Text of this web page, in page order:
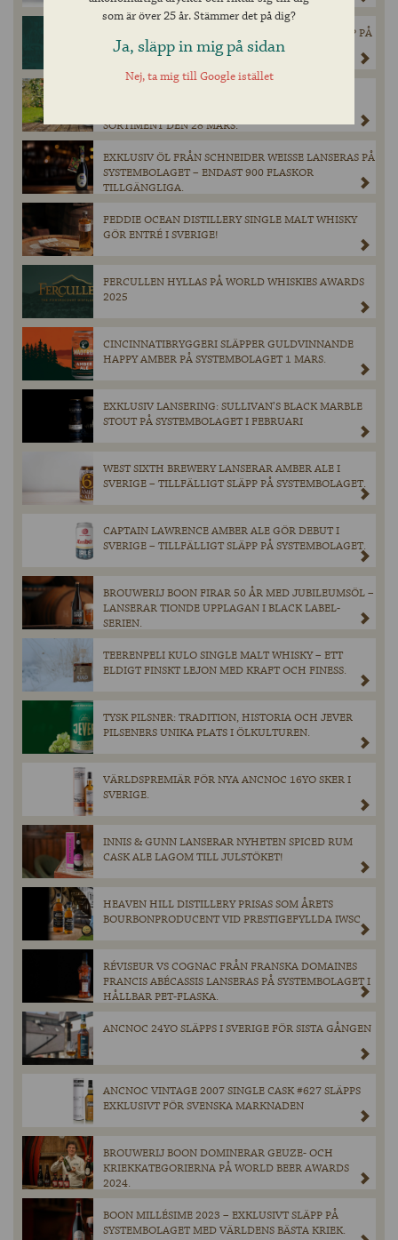
CHIMAY GRÖN ÅTERVÄNDER I BEGRÄNSAT SLÄPP PÅ
SYSTEMBOLAGET.
SORTIMENT DEN 28 MARS.
EXKLUSIV ÖL FRÅN SCHNEIDER WEISSE LANSERAS PÅ
SYSTEMBOLAGET – ENDAST 900 FLASKOR
TILLGÄNGLIGA.
FEDDIE OCEAN DISTILLERY SINGLE MALT WHISKY
GÖR ENTRÉ I SVERIGE!
FERCULLEN HYLLAS PÅ WORLD WHISKIES AWARDS
2025
CINCINNATIBRYGGERI SLÄPPER GULDVINNANDE
HAPPY AMBER PÅ SYSTEMBOLAGET 1 MARS.
EXKLUSIV LANSERING: SULLIVAN’S BLACK MARBLE
STOUT PÅ SYSTEMBOLAGET I FEBRUARI
WEST SIXTH BREWERY LANSERAR AMBER ALE I
SVERIGE – TILLFÄLLIGT SLÄPP PÅ SYSTEMBOLAGET.
CAPTAIN LAWRENCE AMBER ALE GÖR DEBUT I
SVERIGE – TILLFÄLLIGT SLÄPP PÅ SYSTEMBOLAGET.
BROUWERIJ BOON FIRAR 50 ÅR MED JUBILEUMSÖL –
LANSERAR TIONDE UPPLAGAN I BLACK LABEL-
SERIEN.
TEERENPELI KULO SINGLE MALT WHISKY – ETT
ELDIGT FINSKT LEJON MED KRAFT OCH FINESS.
TYSK PILSNER: TRADITION, HISTORIA OCH JEVER
PILSENERS UNIKA PLATS I ÖLKULTUREN.
VÄRLDSPREMIÄR FÖR NYA ANCNOC 16YO SKER I
SVERIGE.
INNIS & GUNN LANSERAR NYHETEN SPICED RUM
CASK ALE LAGOM TILL JULSTÖKET!
HEAVEN HILL DISTILLERY PRISAS SOM ÅRETS
BOURBONPRODUCENT VID PRESTIGEFYLLDA IWSC
RÉVISEUR VS COGNAC FRÅN FRANSKA DOMAINES
FRANCIS ABÉCASSIS LANSERAS PÅ SYSTEMBOLAGET I
HÅLLBAR PET-FLASKA.
ANCNOC 24YO SLÄPPS I SVERIGE FÖR SISTA GÅNGEN
ANCNOC VINTAGE 2007 SINGLE CASK #627 SLÄPPS
EXKLUSIVT FÖR SVENSKA MARKNADEN
BROUWERIJ BOON DOMINERAR GEUZE- OCH
KRIEKKATEGORIERNA PÅ WORLD BEER AWARDS
2024.
BOON MILLÉSIME 2023 – EXKLUSIVT SLÄPP PÅ
SYSTEMBOLAGET MED VÄRLDENS BÄSTA KRIEK.
som är över 25 år. Stämmer det på dig?
Ja, släpp in mig på sidan
Nej, ta mig till Google istället